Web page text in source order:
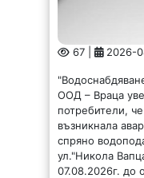
67 | 2026-
ООД – Враца
потребители,
възникнала
спряно
ул."Никола
07.08.2026г. до